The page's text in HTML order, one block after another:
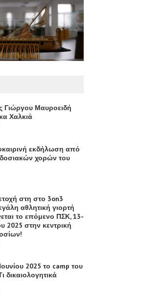
Γιώργου Μαυροειδή
Χαλκιά
εκδήλωση από
χορών του
στη στο 3on3
αθλητική γιορτή
το επόμενο ΠΣΚ, 13-
2025 στην κεντρική
2025 το camp του
δικαιολογητικά